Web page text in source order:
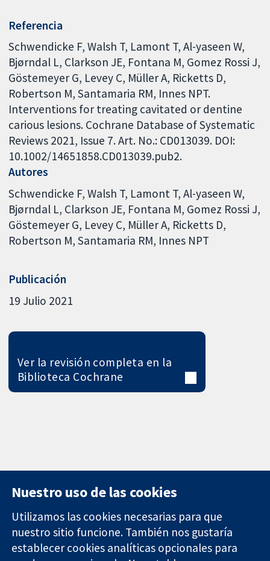
Referencia
Schwendicke F, Walsh T, Lamont T, Al-yaseen W,
Bjørndal L, Clarkson JE, Fontana M, Gomez Rossi J,
Göstemeyer G, Levey C, Müller A, Ricketts D,
Robertson M, Santamaria RM, Innes NPT.
Interventions for treating cavitated or dentine
carious lesions. Cochrane Database of Systematic
Reviews 2021, Issue 7. Art. No.: CD013039. DOI:
10.1002/14651858.CD013039.pub2.
Autores
Schwendicke F Walsh T Lamont T Al-yaseen W
Bjørndal L Clarkson JE Fontana M Gomez Rossi J
Göstemeyer G Levey C Müller A Ricketts D
Robertson M Santamaria RM Innes NPT
Publicación
19 Julio 2021
Ver la revisión completa en la
Biblioteca Cochrane
11-13 Cavendish
Square
Contacto
Noticias
Nuestro uso de las cookies
Utilizamos las cookies necesarias para que
nuestro sitio funcione. También nos gustaría
establecer cookies analíticas opcionales para